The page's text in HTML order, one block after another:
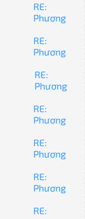
RE:
Phương
RE:
Phương
RE:
Phương
RE:
Phương
RE:
Phương
RE:
Phương
RE: